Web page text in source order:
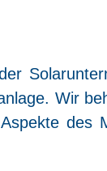
Wir
des